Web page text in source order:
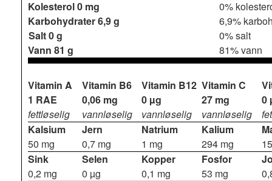
Kolesterol0 mg
0%
Karbohydrater6,9 g
6,9%
Salt0 g
0% salt
Vann 81 g 81% vann
Vitamin A
1 RAE
fettløselig
Vitamin B6
0,06 mg
vannløselig
Vitamin B12
0 µg
vannløselig
Vitamin C
27 mg
vannløselig
0
Kalsium
50 mg
Jern
0,7 mg
Natrium
1 mg
Kalium
294 mg
Sink
0,2 mg
Selen
0 µg
Kopper
0,1 mg
Fosfor
53 mg